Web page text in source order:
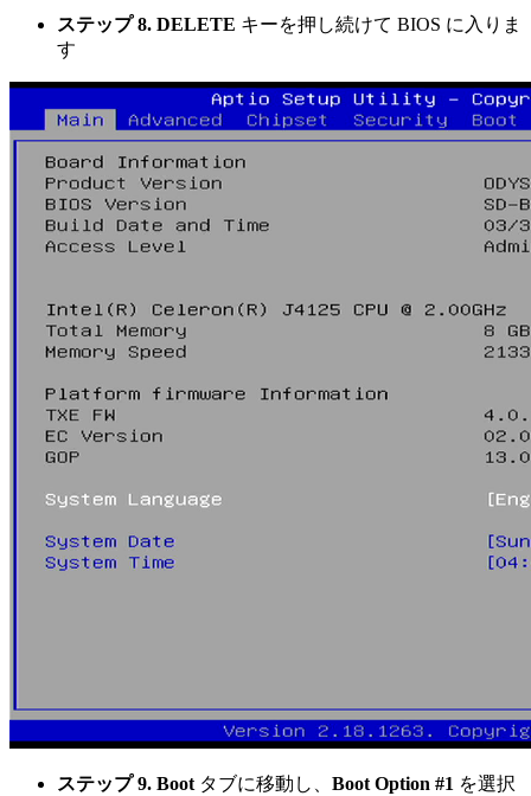
ステップ 8. DELETE キーを押し続けて BIOS に入りま
す
ステップ 9. Boot タブに移動し、 Boot Option #1 を選択